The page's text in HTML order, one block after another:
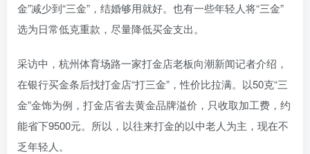
金”减少到“三金”，结婚够用就好。也有一些年轻人将“三金”
选为日常低克重款，尽量降低买金支出。
采访中，杭州体育场路一家打金店老板向潮新闻记者介绍，
在银行买金条后找打金店“打三金”，性价比拉满。以50克“三
金”金饰为例，打金店省去黄金品牌溢价，只收取加工费，约
能省下9500元。所以，以往来打金的以中老人为主，现在不
乏年轻人。